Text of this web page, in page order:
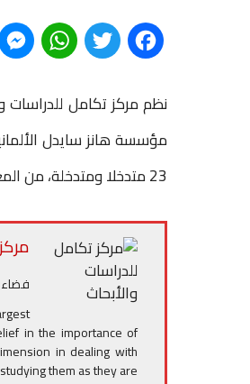
F
c
e
b
o
o
k
T
i
t
t
e
r
W
a
t
s
A
نظم مركز تكامل للدراسات
23 متدخلا ومتدخلة، من المغرب والجزائر.
فضاء
in the importance of
in dealing with
them as they are.